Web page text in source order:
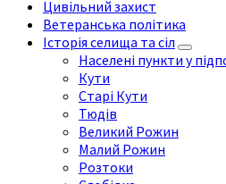
Цивільний захист
Ветеранська політика
Історія селища та сіл
Населені пункти у
Кути
Старі Кути
Тюдів
Великий Рожин
Малий Рожин
Розтоки